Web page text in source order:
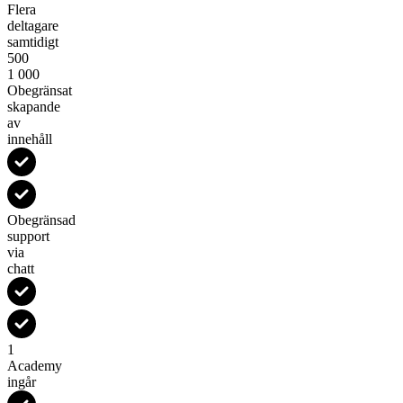
Flera
deltagare
samtidigt
500
1 000
Obegränsat
skapande
av
innehåll
Obegränsad
support
via
chatt
1
Academy
ingår